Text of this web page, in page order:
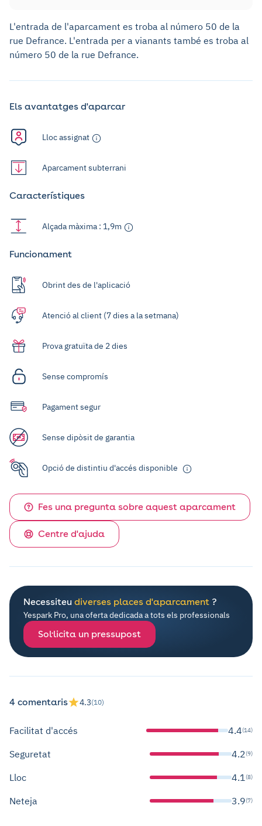
L'entrada de l'aparcament es troba al número 50 de la
rue Defrance. L'entrada per a vianants també es troba al
número 50 de la rue Defrance.
Els avantatges d'aparcar
Lloc assignat
Aparcament subterrani
Característiques
Alçada màxima : 1,9m
Funcionament
Obrint des de l'aplicació
Atenció al client (7 dies a la setmana)
Prova gratuïta de 2 dies
Sense compromís
Pagament segur
Sense dipòsit de garantia
Opció de distintiu d'accés disponible
Fes una pregunta sobre aquest aparcament
Centre d'ajuda
Necessiteu diverses places d'aparcament ?
Yespark Pro, una oferta dedicada a tots els professionals
Sol·licita un pressupost
4 comentaris 4.3(10)
Facilitat d'accés 4.4(14)
Seguretat 4.2(9)
Lloc 4.1 (8)
Neteja 3.9(7)